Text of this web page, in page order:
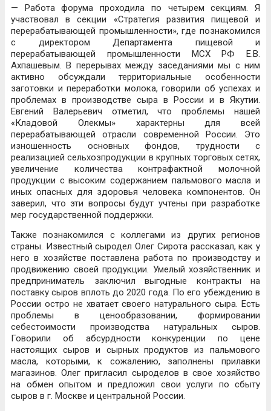
— Работа форума проходила по четырем секциям. Я
участвовал в секции «Стратегия развития пищевой и
перерабатывающей промышленности», где познакомился
с директором Департамента пищевой и
перерабатывающей промышленности МСХ РФ Е.В.
Ахпашевым. В перерывах между заседаниями мы с ним
активно обсуждали территориальные особенности
заготовки и переработки молока, говорили об успехах и
проблемах в производстве сыра в России и в Якутии.
Евгений Валерьевич отметил, что проблемы нашей
«Кладовой Олекмы» характерны для всей
перерабатывающей отрасли современной России. Это
изношенность основных фондов, трудности с
реализацией сельхозпродукции в крупных торговых сетях,
увеличение количества контрафактной молочной
продукции с высоким содержанием пальмового масла и
иных опасных для здоровья человека компонентов. Он
заверил, что эти вопросы будут учтены при разработке
мер государственной поддержки.
Также познакомился с коллегами из других регионов
страны. Известный сыродел Олег Сирота рассказал, как у
него в хозяйстве поставлена работа по производству и
продвижению своей продукции. Умелый хозяйственник и
предприниматель заключил выгодные контракты на
поставку сыров вплоть до 2020 года. По его убеждению в
России остро не хватает своего натурального сыра. Есть
проблемы в ценообразовании, формировании
себестоимости производства натуральных сыров.
Говорили об абсурдности конкуренции по цене
настоящих сыров и сырных продуктов из пальмового
масла, которыми, к сожалению, заполнены прилавки
магазинов. Олег пригласил сыроделов в свое хозяйство
на обмен опытом и предложил свои услуги по сбыту
сыров в г. Москве и центральной России.